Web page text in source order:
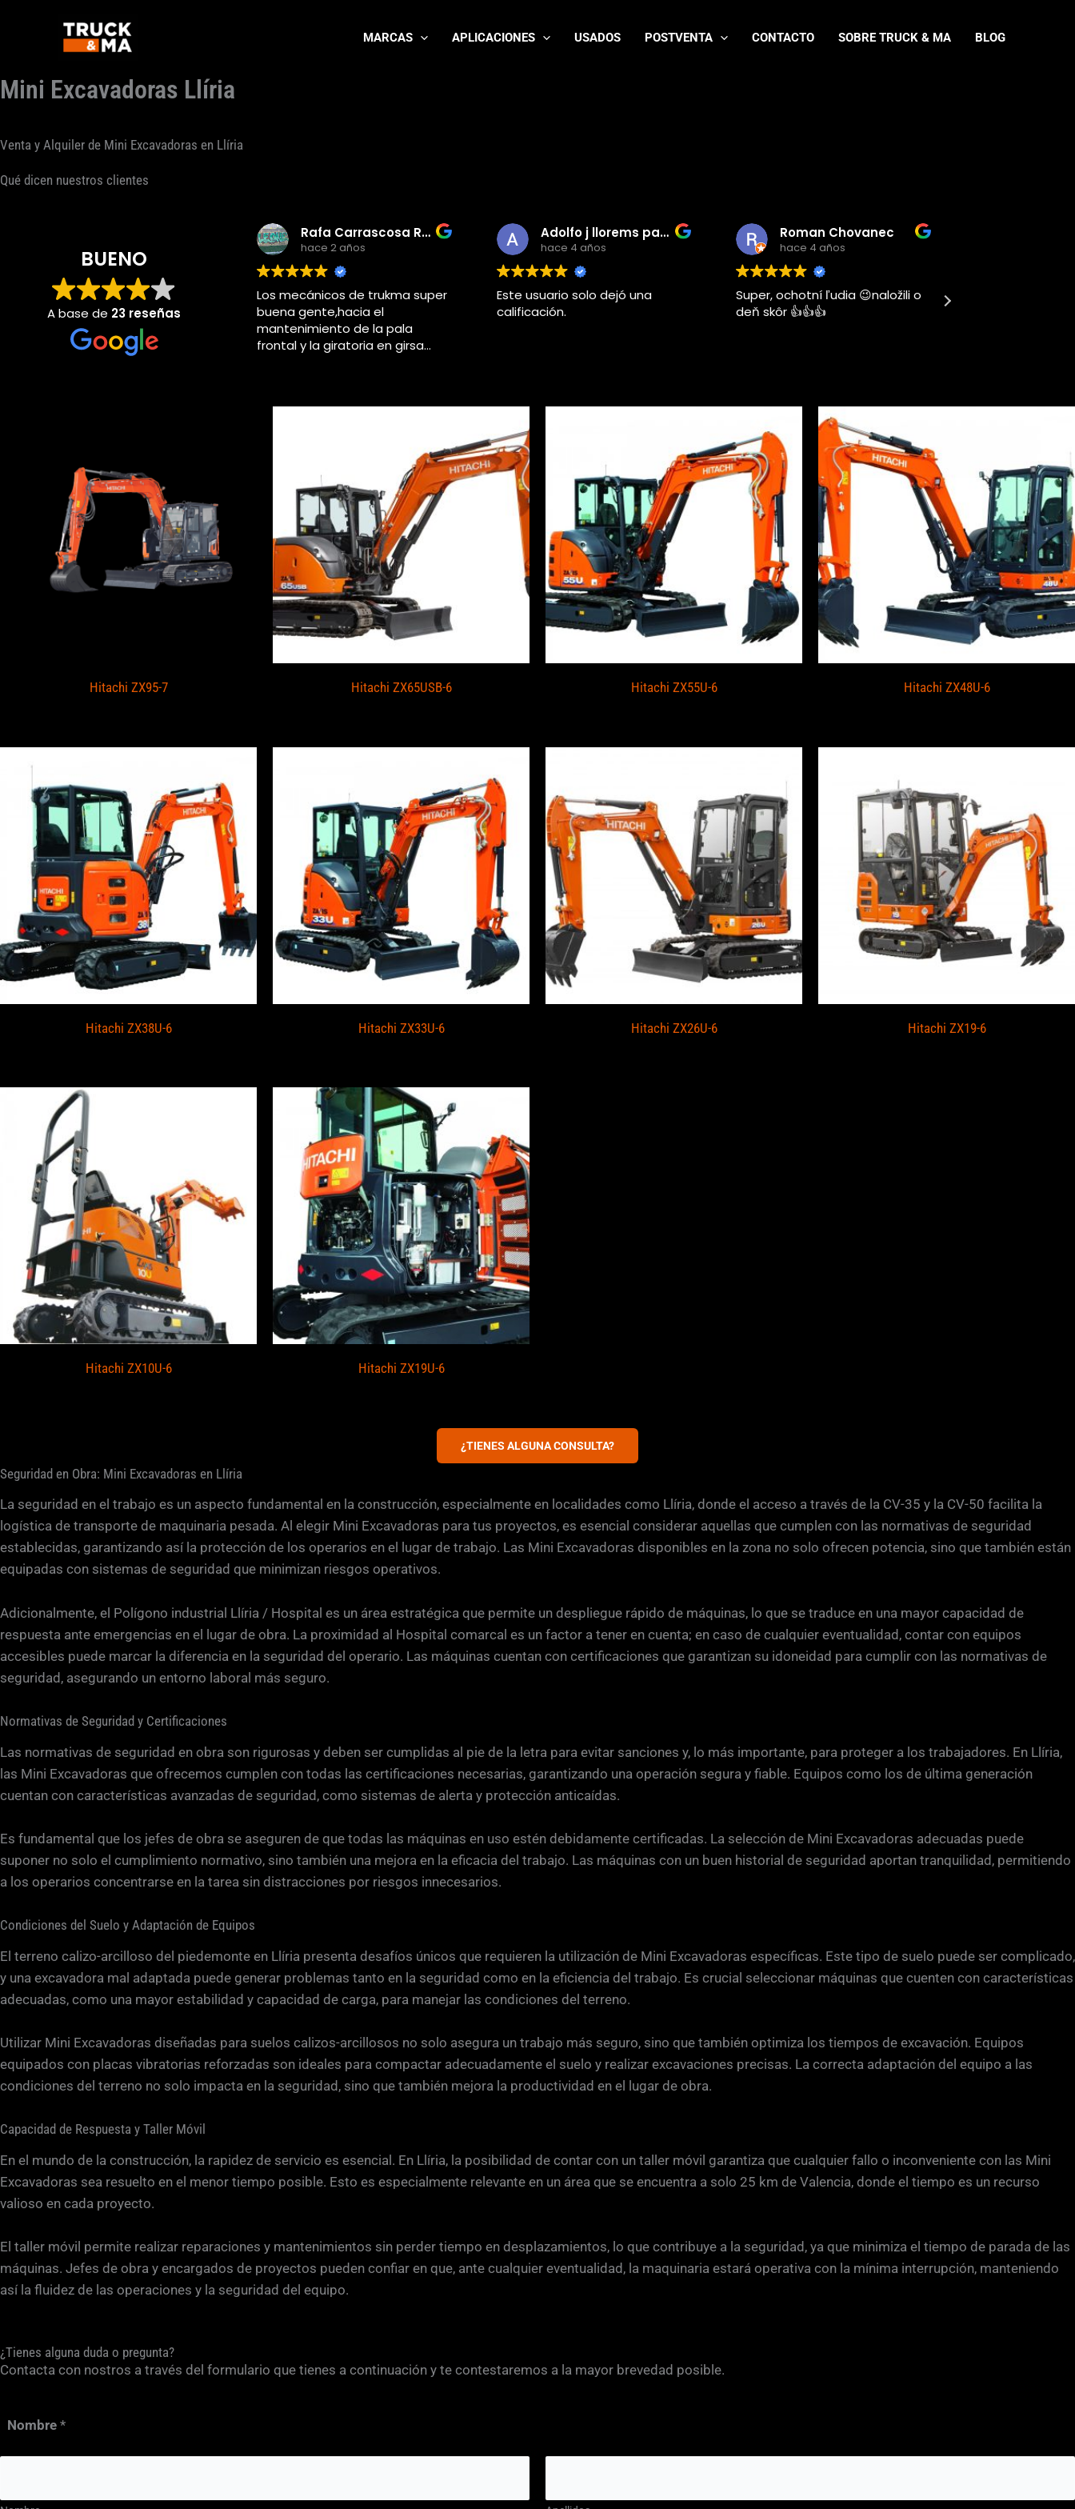
MARCAS APLICACIONES USADOS POSTVENTA CONTACTO SOBRE TRUCK & MA BLOG
Mini Excavadoras Llíria
Venta y Alquiler de Mini Excavadoras en Llíria
Qué dicen nuestros clientes
BUENO
A base de 23 reseñas
Rafa Carrascosa Rodriguez
hace 2 años
Los mecánicos de trukma super
buena gente,hacia el
mantenimiento de la pala
frontal y la giratoria en girsa
Adolfo j llorems pastor
hace 4 años
Este usuario solo dejó una
calificación.
Roman Chovanec
hace 4 años
Super, ochotní ľudia 😉naložili o
deň skôr 👍👍👍
Hitachi ZX95-7 Hitachi ZX65USB-6 Hitachi ZX55U-6 Hitachi ZX48U-6
Hitachi ZX38U-6 Hitachi ZX33U-6 Hitachi ZX26U-6 Hitachi ZX19-6
Hitachi ZX10U-6 Hitachi ZX19U-6
¿TIENES ALGUNA CONSULTA?
Seguridad en Obra: Mini Excavadoras en Llíria
La seguridad en el trabajo es un aspecto fundamental en la construcción, especialmente en localidades como Llíria, donde el acceso a través de la CV-35 y la CV-50 facilita la
logística de transporte de maquinaria pesada. Al elegir Mini Excavadoras para tus proyectos, es esencial considerar aquellas que cumplen con las normativas de seguridad
establecidas, garantizando así la protección de los operarios en el lugar de trabajo. Las Mini Excavadoras disponibles en la zona no solo ofrecen potencia, sino que también están
equipadas con sistemas de seguridad que minimizan riesgos operativos.
Adicionalmente, el Polígono industrial Llíria / Hospital es un área estratégica que permite un despliegue rápido de máquinas, lo que se traduce en una mayor capacidad de
respuesta ante emergencias en el lugar de obra. La proximidad al Hospital comarcal es un factor a tener en cuenta; en caso de cualquier eventualidad, contar con equipos
accesibles puede marcar la diferencia en la seguridad del operario. Las máquinas cuentan con certificaciones que garantizan su idoneidad para cumplir con las normativas de
seguridad, asegurando un entorno laboral más seguro.
Normativas de Seguridad y Certificaciones
Las normativas de seguridad en obra son rigurosas y deben ser cumplidas al pie de la letra para evitar sanciones y, lo más importante, para proteger a los trabajadores. En Llíria,
las Mini Excavadoras que ofrecemos cumplen con todas las certificaciones necesarias, garantizando una operación segura y fiable. Equipos como los de última generación
cuentan con características avanzadas de seguridad, como sistemas de alerta y protección anticaídas.
Es fundamental que los jefes de obra se aseguren de que todas las máquinas en uso estén debidamente certificadas. La selección de Mini Excavadoras adecuadas puede
suponer no solo el cumplimiento normativo, sino también una mejora en la eficacia del trabajo. Las máquinas con un buen historial de seguridad aportan tranquilidad, permitiendo
a los operarios concentrarse en la tarea sin distracciones por riesgos innecesarios.
Condiciones del Suelo y Adaptación de Equipos
El terreno calizo-arcilloso del piedemonte en Llíria presenta desafíos únicos que requieren la utilización de Mini Excavadoras específicas. Este tipo de suelo puede ser complicado,
y una excavadora mal adaptada puede generar problemas tanto en la seguridad como en la eficiencia del trabajo. Es crucial seleccionar máquinas que cuenten con características
adecuadas, como una mayor estabilidad y capacidad de carga, para manejar las condiciones del terreno.
Utilizar Mini Excavadoras diseñadas para suelos calizos-arcillosos no solo asegura un trabajo más seguro, sino que también optimiza los tiempos de excavación. Equipos
equipados con placas vibratorias reforzadas son ideales para compactar adecuadamente el suelo y realizar excavaciones precisas. La correcta adaptación del equipo a las
condiciones del terreno no solo impacta en la seguridad, sino que también mejora la productividad en el lugar de obra.
Capacidad de Respuesta y Taller Móvil
En el mundo de la construcción, la rapidez de servicio es esencial. En Llíria, la posibilidad de contar con un taller móvil garantiza que cualquier fallo o inconveniente con las Mini
Excavadoras sea resuelto en el menor tiempo posible. Esto es especialmente relevante en un área que se encuentra a solo 25 km de Valencia, donde el tiempo es un recurso
valioso en cada proyecto.
El taller móvil permite realizar reparaciones y mantenimientos sin perder tiempo en desplazamientos, lo que contribuye a la seguridad, ya que minimiza el tiempo de parada de las
máquinas. Jefes de obra y encargados de proyectos pueden confiar en que, ante cualquier eventualidad, la maquinaria estará operativa con la mínima interrupción, manteniendo
así la fluidez de las operaciones y la seguridad del equipo.
¿Tienes alguna duda o pregunta?
Contacta con nostros a través del formulario que tienes a continuación y te contestaremos a la mayor brevedad posible.
Nombre *